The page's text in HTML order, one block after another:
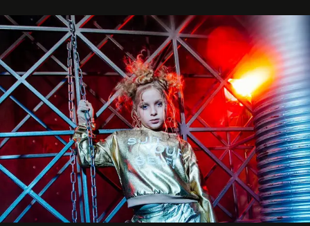
танцевального пути за плечами.